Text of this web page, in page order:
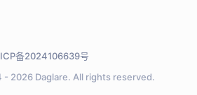
- 2026 Daglare. All rights reserved.
备2024106639号